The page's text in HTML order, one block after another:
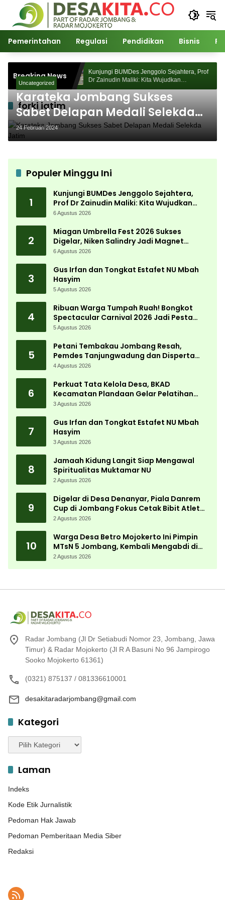
Langsung
konten
Pemerintahan Regulasi Pendidikan Bisnis
Breaking News
Prof
Potensi Desa
Kunjungi BUMDes Jenggolo Sejahtera, Prof
Dr Zainudin Maliki: Kita Wujudkan
Kemandirian Ekonomi dengan Potensi Desa
forki jatim
Uncategorized
Karateka Jombang Sukses
Sabet Delapan Medali Selekda
Jatim
24 Februari 2024
Populer Minggu Ini
1
Kunjungi BUMDes Jenggolo Sejahtera,
Prof Dr Zainudin Maliki: Kita Wujudkan
Kemandirian Ekonomi dengan Potensi
6 Agustus 2026
2
Miagan Umbrella Fest 2026 Sukses
Digelar, Niken Salindry Jadi Magnet
Ribuan Pengunjung
6 Agustus 2026
3
Gus Irfan dan Tongkat Estafet NU Mbah
Hasyim
5 Agustus 2026
4
Ribuan Warga Tumpah Ruah! Bongkot
Spectacular Carnival 2026 Jadi Pesta
Kemerdekaan Terbesar di Peterongan
5 Agustus 2026
5
Petani Tembakau Jombang Resah,
Pemdes Tanjungwadung dan Disperta
Bergerak Cepat
4 Agustus 2026
6
Perkuat Tata Kelola Desa, BKAD
Kecamatan Plandaan Gelar Pelatihan
Aparatur Pemdes
3 Agustus 2026
7
Gus Irfan dan Tongkat Estafet NU Mbah
Hasyim
3 Agustus 2026
8
Jamaah Kidung Langit Siap Mengawal
Spiritualitas Muktamar NU
2 Agustus 2026
9
Digelar di Desa Denanyar, Piala Danrem
Cup di Jombang Fokus Cetak Bibit Atlet
Menembak Berprestasi
2 Agustus 2026
10
Warga Desa Betro Mojokerto Ini Pimpin
MTsN 5 Jombang, Kembali Mengabdi di
Almamater
2 Agustus 2026
Radar Jombang (Jl Dr Setiabudi Nomor 23, Jombang, Jawa
Timur) & Radar Mojokerto (Jl R A Basuni No 96 Jampirogo
Sooko Mojokerto 61361)
(0321) 875137 / 081336610001
desakitaradarjombang@gmail.com
Kategori
Kategori
Laman
Indeks
Kode Etik Jurnalistik
Pedoman Hak Jawab
Pedoman Pemberitaan Media Siber
Redaksi